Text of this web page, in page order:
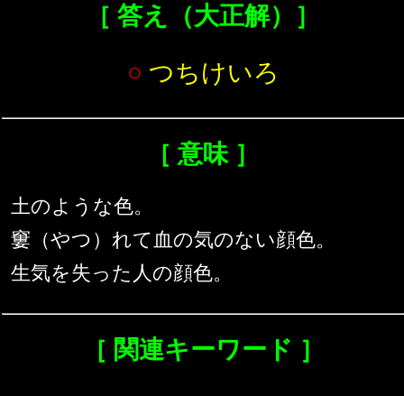
［ 答え（大正解）］
○ つちけいろ
［ 意味 ］
土のような色。
窶（やつ）れて血の気のない顔色。
生気を失った人の顔色。
［ 関連キーワード ］